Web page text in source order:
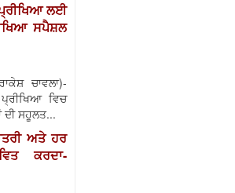
ਲਈ
ਸਪੈਸ਼ਲ
ਚਾਵਲਾ)-
ਵਿਚ
ਦੀ ਸਹੂਲਤ...
ਅਤੇ ਹਰ
ਕਰਦਾ-